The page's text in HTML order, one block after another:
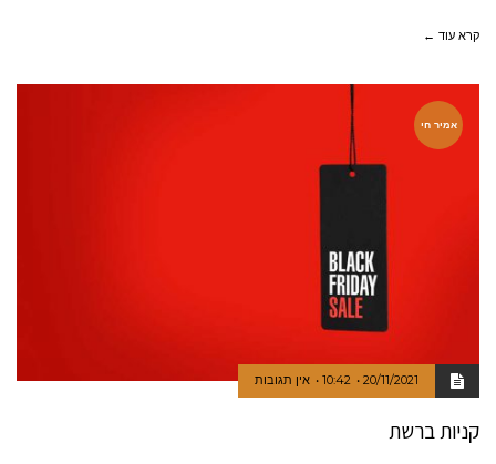
קרא עוד ←
אמיר חי
20/11/2021
10:42 אין תגובות
קניות ברשת